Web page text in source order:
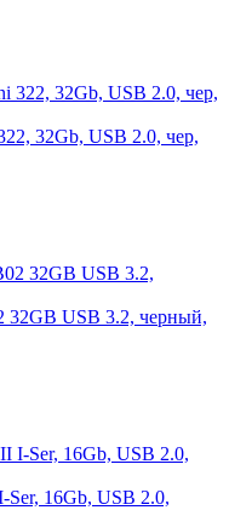
32Gb, USB 2.0, чер,
32GB USB 3.2, черный,
16Gb, USB 2.0,